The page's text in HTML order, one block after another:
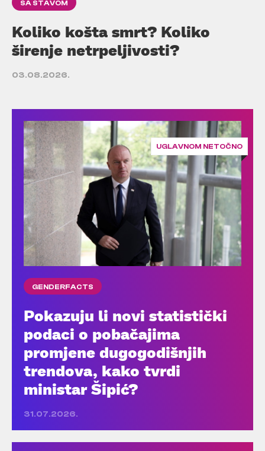
SA STAVOM
Koliko košta smrt? Koliko
širenje netrpeljivosti?
03.08.2026.
UGLAVNOM NETOČNO
GENDERFACTS
Pokazuju li novi statistički
podaci o pobačajima
promjene dugogodišnjih
trendova, kako tvrdi
ministar Šipić?
31.07.2026.